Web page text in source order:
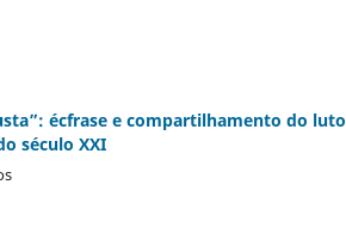
écfrase e compartilhamento do
século XXI